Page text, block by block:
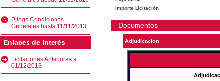
Pliego Condiciones
Generales hasta 11/11/2013
Enlaces de interés
Licitaciones Anteriores a
01/12/2013
Importe Licitación
Documentos
Adjudicacion